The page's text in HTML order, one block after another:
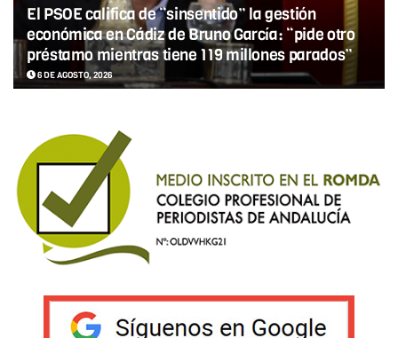
El PSOE califica de “sinsentido” la gestión
económica en Cádiz de Bruno García: “pide otro
préstamo mientras tiene 119 millones parados”
6 DE AGOSTO, 2026